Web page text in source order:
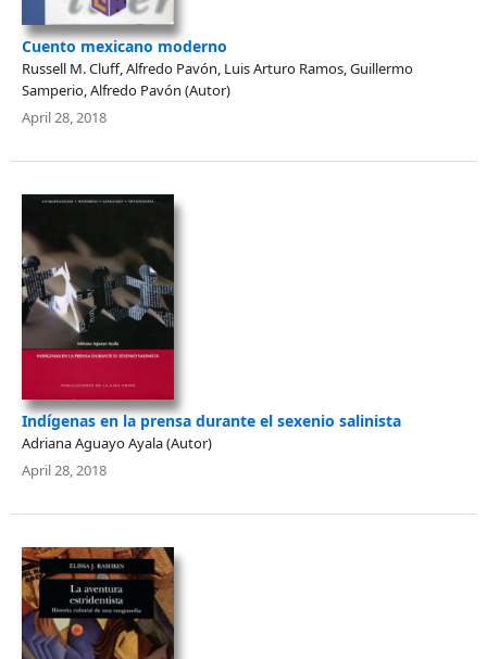
Cuento mexicano moderno
Russell M. Cluff, Alfredo Pavón, Luis Arturo Ramos, Guillermo
Samperio, Alfredo Pavón (Autor)
April 28, 2018
Indígenas en la prensa durante el sexenio salinista
Adriana Aguayo Ayala (Autor)
April 28, 2018